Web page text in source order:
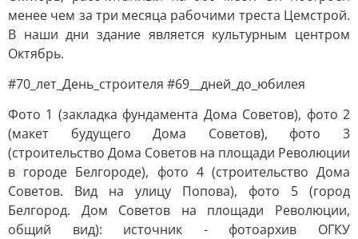
менее чем за три месяца рабочими треста Цемстрой.
В наши дни здание является культурным центром
Октябрь.
#70_лет_День_строителя #69__дней_до_юбилея
Фото 1 (закладка фундамента Дома Советов), фото 2
(макет будущего Дома Советов), фото 3
(строительство Дома Советов на площади Революции
в городе Белгороде), фото 4 (строительство Дома
Советов. Вид на улицу Попова), фото 5 (город
Белгород. Дом Советов на площади Революции,
общий вид): источник - фотоархив ОГКУ